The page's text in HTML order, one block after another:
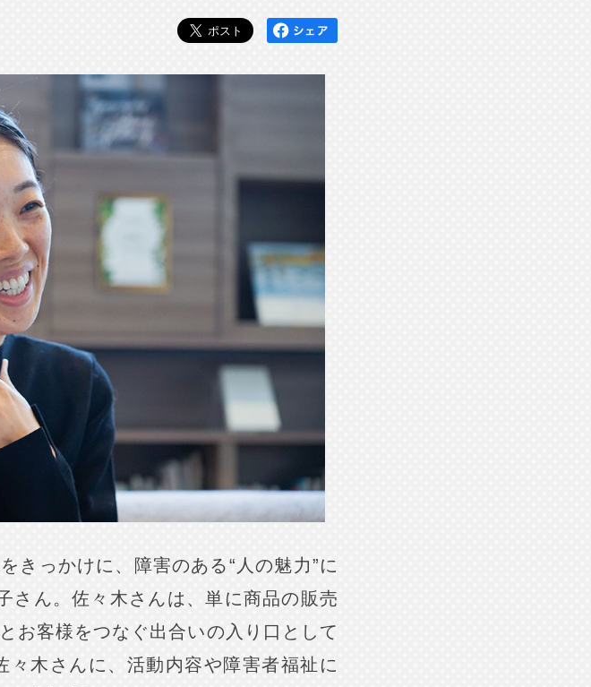
きっかけに、障害のある“人の魅力”に
さん。佐々木さんは、単に商品の販売
お客様をつなぐ出合いの入り口として
々木さんに、活動内容や障害者福祉に